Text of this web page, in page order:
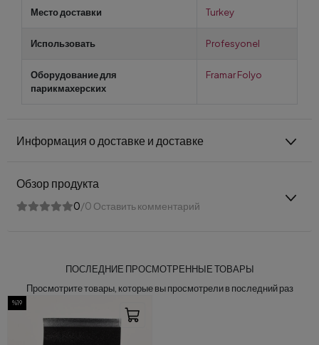
Место доставки Turkey
Использовать Profesyonel
Оборудование для
парикмахерских
Framar Folyo
Информация о доставке и доставке
Обзор продукта
0/0 Оставить комментарий
ПОСЛЕДНИЕ ПРОСМОТРЕННЫЕ ТОВАРЫ
Просмотрите товары, которые вы просмотрели в последний раз
%19